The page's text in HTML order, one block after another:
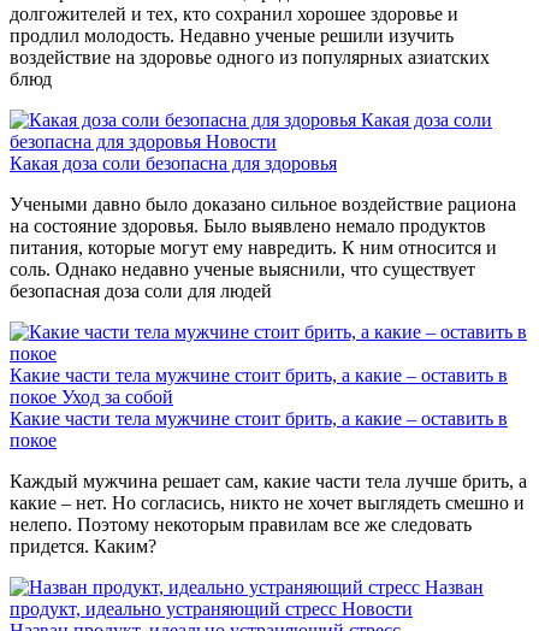
долгожителей и тех, кто сохранил хорошее здоровье и
продлил молодость. Недавно ученые решили изучить
воздействие на здоровье одного из популярных азиатских
блюд
Какая доза соли
безопасна для здоровья Новости
Какая доза соли безопасна для здоровья
Учеными давно было доказано сильное воздействие рациона
на состояние здоровья. Было выявлено немало продуктов
питания, которые могут ему навредить. К ним относится и
соль. Однако недавно ученые выяснили, что существует
безопасная доза соли для людей
Какие части тела мужчине стоит брить, а какие – оставить в
покое Уход за собой
Какие части тела мужчине стоит брить, а какие – оставить в
покое
Каждый мужчина решает сам, какие части тела лучше брить, а
какие – нет. Но согласись, никто не хочет выглядеть смешно и
нелепо. Поэтому некоторым правилам все же следовать
придется. Каким?
Назван
продукт, идеально устраняющий стресс Новости